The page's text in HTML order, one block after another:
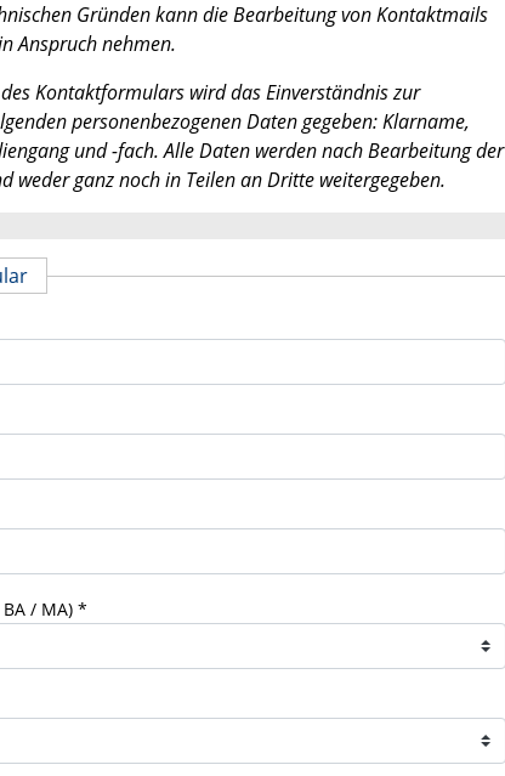
Gründen kann die Bearbeitung von Kontaktmails
Anspruch nehmen.
Kontaktformulars wird das Einverständnis zur
personenbezogenen Daten gegeben: Klarname,
und -fach. Alle Daten werden nach Bearbeitung der
weder ganz noch in Teilen an Dritte weitergegeben.
/ MA)